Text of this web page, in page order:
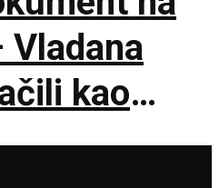
kao